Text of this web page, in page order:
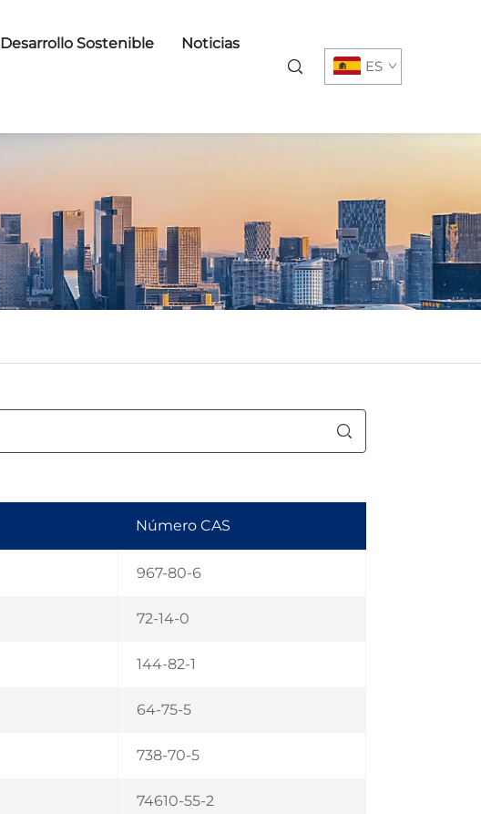
Desarrollo Sostenible Noticias
ES
Número CAS
967-80-6
72-14-0
144-82-1
64-75-5
738-70-5
74610-55-2